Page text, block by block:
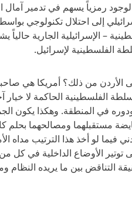
رمزياً يسهم في تدمير
إلى احتلال تكنولوجي
– الإسرائيلية الجارية
الفلسطينية لإسرائيل.
الأردن من ذلك؟ أمريكا هي
الفلسطينية الحاكمة لا خيار
في المنطقة. وهكذا يكون
مستقبلهما ومصالحهما
فيما لو أخذ هذا الترتيب مداه
توتير الأوضاع الداخلية في
التناقض بين ما يريده النظام